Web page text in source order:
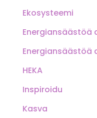
Ekosysteemi
Energiansäästöä
Energiansäästöä
HEKA
Inspiroidu
Kasva